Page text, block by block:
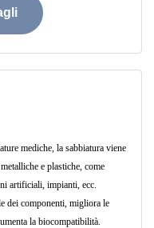
mediche, la sabbiatura viene
e plastiche, come
artificiali, impianti, ecc.
dei componenti, migliora le
la biocompatibilità.